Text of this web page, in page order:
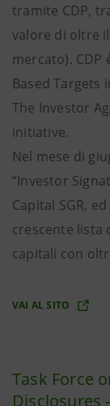
tramite CDP,
valore di oltre
mercato).
Based Targets
The Investor
initiative.
Nel mese di
“Investor
Capital SGR,
crescente lista
capitali con
VAI AL SITO
Task Force
Disclosures